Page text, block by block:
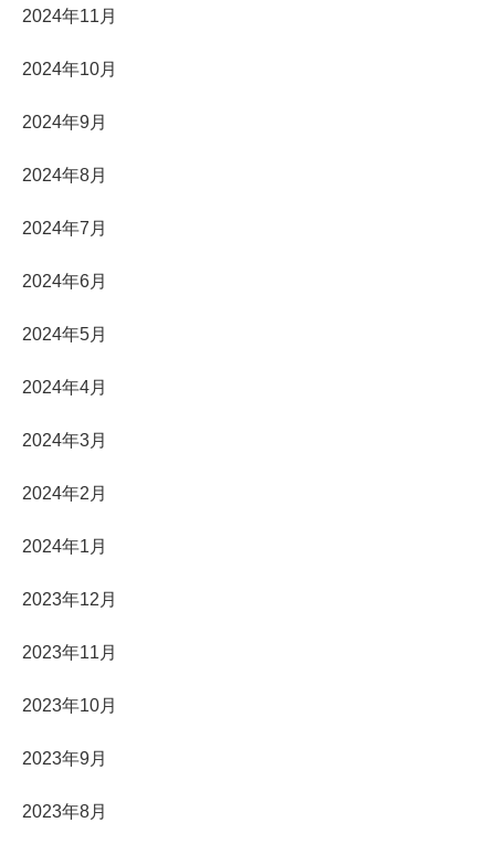
2024年11月
2024年10月
2024年9月
2024年8月
2024年7月
2024年6月
2024年5月
2024年4月
2024年3月
2024年2月
2024年1月
2023年12月
2023年11月
2023年10月
2023年9月
2023年8月